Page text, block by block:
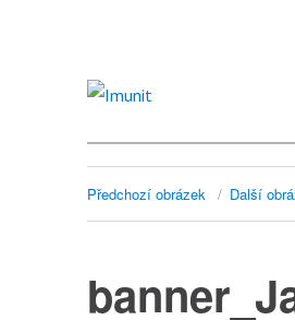
Imunit
Předchozí obrázek Další